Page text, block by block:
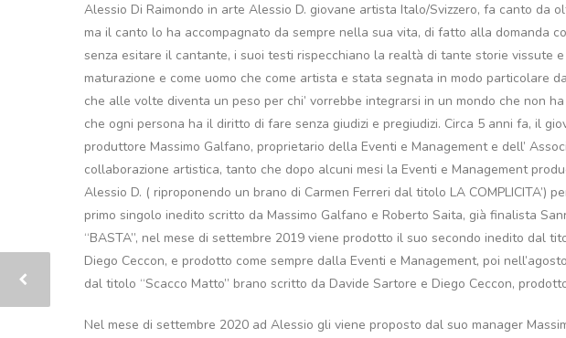
Alessio Di Raimondo in arte Alessio D. giovane artista Italo/Svizzero, fa canto da
ma il canto lo ha accompagnato da sempre nella sua vita, di fatto alla domanda
senza esitare il cantante, i suoi testi rispecchiano la realtà di tante storie vissute
maturazione e come uomo che come artista e stata segnata in modo particolare
che alle volte diventa un peso per chi’ vorrebbe integrarsi in un mondo che non
che ogni persona ha il diritto di fare senza giudizi e pregiudizi. Circa 5 anni fa, il
produttore Massimo Galfano, proprietario della Eventi e Management e dell’
collaborazione artistica, tanto che dopo alcuni mesi la Eventi e Management
Alessio D. ( riproponendo un brano di Carmen Ferreri dal titolo LA COMPLICITA’)
primo singolo inedito scritto da Massimo Galfano e Roberto Saita, già finalista
“BASTA”, nel mese di settembre 2019 viene prodotto il suo secondo inedito dal
Diego Ceccon, e prodotto come sempre dalla Eventi e Management, poi
dal titolo “Scacco Matto” brano scritto da Davide Sartore e Diego Ceccon,
Nel mese di settembre 2020 ad Alessio gli viene proposto dal suo manager